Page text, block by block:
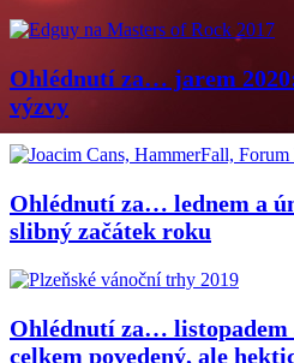
Ohlédnutí za… jarem
výzvy
Ohlédnutí za… lednem a
slibný začátek roku
Ohlédnutí za… listopadem
celkem povedený, ale